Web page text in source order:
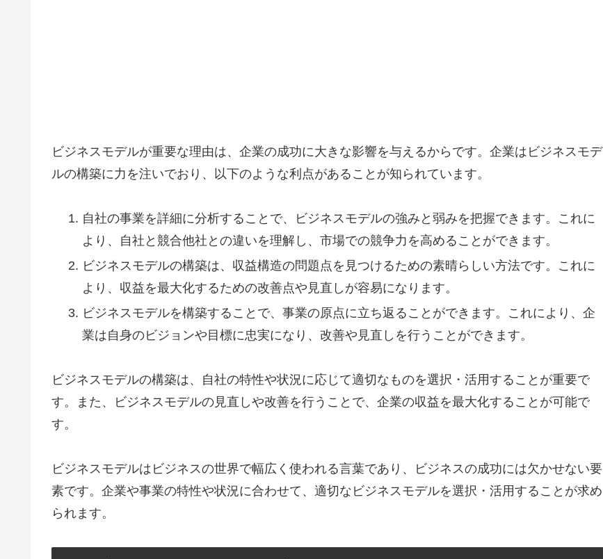
ビジネスモデルが重要な理由は、企業の成功に大きな影響を与えるからです。企業はビジネスモデ
ルの構築に力を注いでおり、以下のような利点があることが知られています。
自社の事業を詳細に分析することで、ビジネスモデルの強みと弱みを把握できます。これに
より、自社と競合他社との違いを理解し、市場での競争力を高めることができます。
ビジネスモデルの構築は、収益構造の問題点を見つけるための素晴らしい方法です。これに
より、収益を最大化するための改善点や見直しが容易になります。
ビジネスモデルを構築することで、事業の原点に立ち返ることができます。これにより、企
業は自身のビジョンや目標に忠実になり、改善や見直しを行うことができます。
ビジネスモデルの構築は、自社の特性や状況に応じて適切なものを選択・活用することが重要で
す。また、ビジネスモデルの見直しや改善を行うことで、企業の収益を最大化することが可能で
す。
ビジネスモデルはビジネスの世界で幅広く使われる言葉であり、ビジネスの成功には欠かせない要
素です。企業や事業の特性や状況に合わせて、適切なビジネスモデルを選択・活用することが求め
られます。